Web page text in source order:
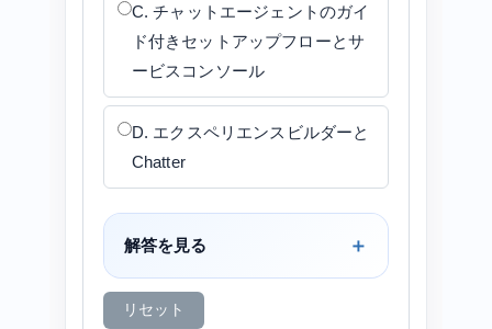
C. チャットエージェントのガイ
ド付きセットアップフローとサ
ービスコンソール
D. エクスペリエンスビルダーと
Chatter
解答を見る
リセット